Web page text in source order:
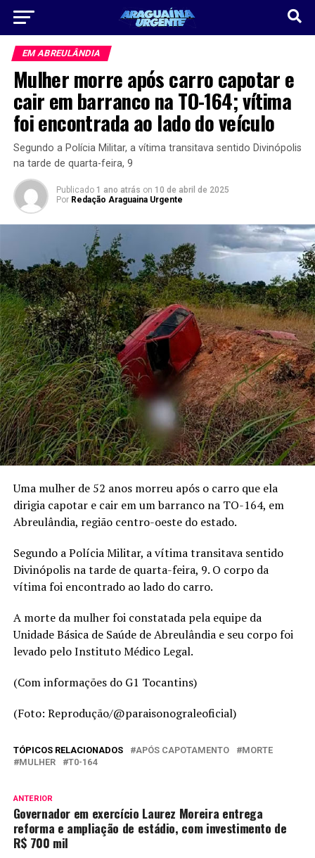
EM ABREULÂNDIA
Mulher morre após carro capotar e
cair em barranco na TO-164; vítima
foi encontrada ao lado do veículo
Segundo a Polícia Militar, a vítima transitava sentido Divinópolis
na tarde de quarta-feira, 9
Publicado 1 ano atrás on 10 de abril de 2025
Por Redação Araguaina Urgente
Uma mulher de 52 anos morreu após o carro que ela
dirigia capotar e cair em um barranco na TO-164, em
Abreulândia, região centro-oeste do estado.
Segundo a Polícia Militar, a vítima transitava sentido
Divinópolis na tarde de quarta-feira, 9. O corpo da
vítima foi encontrado ao lado do carro.
A morte da mulher foi constatada pela equipe da
Unidade Básica de Saúde de Abreulândia e seu corpo foi
levado pelo Instituto Médico Legal.
(Com informações do G1 Tocantins)
(Foto: Reprodução/@paraisonograleoficial)
TÓPICOS RELACIONADOS APÓS CAPOTAMENTO
MORTE
MULHER
T0-164
ANTERIOR
Governador em exercício Laurez Moreira entrega
reforma e ampliação de estádio, com investimento de
R$ 700 mil